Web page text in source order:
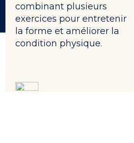
combinant plusieurs
exercices pour entretenir
la forme et améliorer la
condition physique.